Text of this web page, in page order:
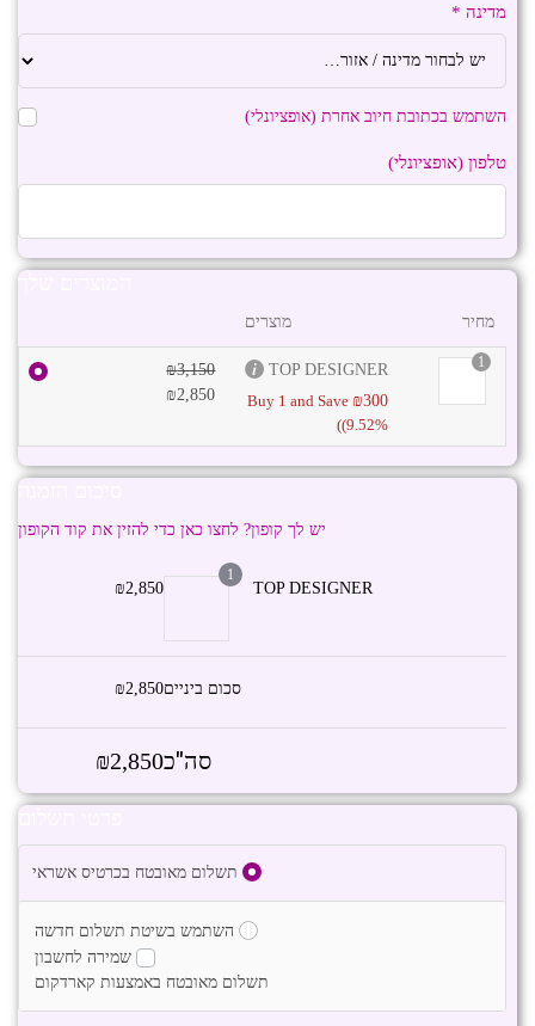
מדינה *
השתמש בכתובת חיוב אחרת (אופציונלי)
טלפון (אופציונלי)
המוצרים שלך
מוצרים מחיר
1
TOP DESIGNER
Buy 1 and Save ₪300
(9.52%)
₪3,150
₪2,850
סיכום הזמנה
יש לך קופון? לחצו כאן כדי להזין את קוד הקופון
1
TOP DESIGNER
₪2,850
סכום ביניים ₪2,850
סה"כ ₪2,850
פרטי תשלום
תשלום מאובטח בכרטיס אשראי
השתמש בשיטת תשלום חדשה
שמירה לחשבון
תשלום מאובטח באמצעות קארדקום